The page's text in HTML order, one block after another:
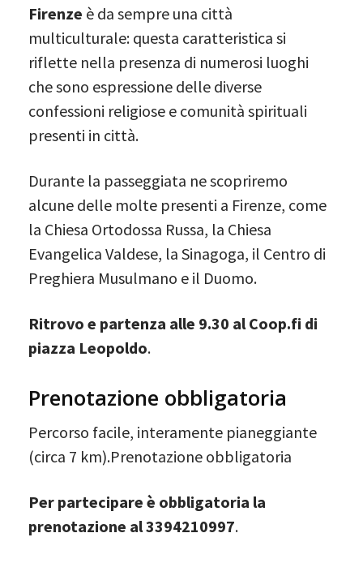
Firenze è da sempre una città
multiculturale: questa caratteristica si
riflette nella presenza di numerosi luoghi
che sono espressione delle diverse
confessioni religiose e comunità spirituali
presenti in città.
Durante la passeggiata ne scopriremo
alcune delle molte presenti a Firenze, come
la Chiesa Ortodossa Russa, la Chiesa
Evangelica Valdese, la Sinagoga, il Centro di
Preghiera Musulmano e il Duomo.
Ritrovo e partenza alle 9.30 al Coop.fi di
piazza Leopoldo.
Prenotazione obbligatoria
Percorso facile, interamente pianeggiante
(circa 7 km).Prenotazione obbligatoria
Per partecipare è obbligatoria la
prenotazione al 3394210997.